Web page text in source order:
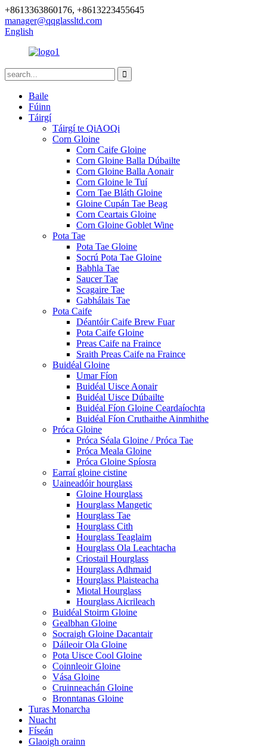
+8613363860176, +8613223455645
manager@qqglassltd.com
English
Baile
Fúinn
Táirgí
Táirgí te QiAOQi
Corn Gloine
Corn Caife Gloine
Corn Gloine Balla Dúbailte
Corn Gloine Balla Aonair
Corn Gloine le Tuí
Corn Tae Bláth Gloine
Gloine Cupán Tae Beag
Corn Ceartais Gloine
Corn Gloine Goblet Wine
Pota Tae
Pota Tae Gloine
Socrú Pota Tae Gloine
Babhla Tae
Saucer Tae
Scagaire Tae
Gabhálais Tae
Pota Caife
Déantóir Caife Brew Fuar
Pota Caife Gloine
Preas Caife na Fraince
Sraith Preas Caife na Fraince
Buidéal Gloine
Umar Fíon
Buidéal Uisce Aonair
Buidéal Uisce Dúbailte
Buidéal Fíon Gloine Ceardaíochta
Buidéal Fíon Cruthaithe Ainmhithe
Próca Gloine
Próca Séala Gloine / Próca Tae
Próca Meala Gloine
Próca Gloine Spíosra
Earraí gloine cistine
Uaineadóir hourglass
Gloine Hourglass
Hourglass Mangetic
Hourglass Tae
Hourglass Cith
Hourglass Teaglaim
Hourglass Ola Leachtacha
Criostail Hourglass
Hourglass Adhmaid
Hourglass Plaisteacha
Miotal Hourglass
Hourglass Aicrileach
Buidéal Stoirm Gloine
Gealbhan Gloine
Socraigh Gloine Dacantair
Dáileoir Ola Gloine
Pota Uisce Cool Gloine
Coinnleoir Gloine
Vása Gloine
Cruinneachán Gloine
Bronntanas Gloine
Turas Monarcha
Nuacht
Físeán
Glaoigh orainn